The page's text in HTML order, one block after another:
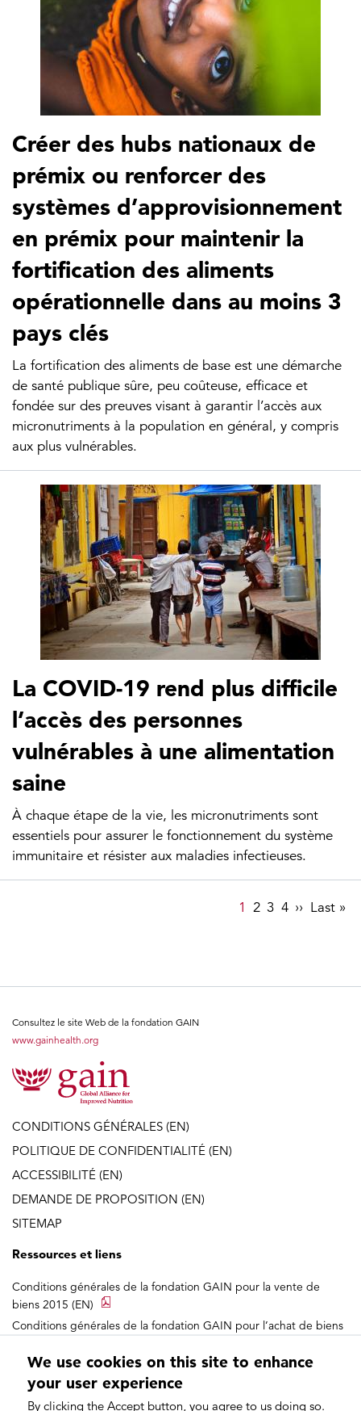
Créer des hubs nationaux de
prémix ou renforcer des
systèmes d’approvisionnement
en prémix pour maintenir la
fortification des aliments
opérationnelle dans au moins 3
pays clés
La fortification des aliments de base est une démarche
de santé publique sûre, peu coûteuse, efficace et
fondée sur des preuves visant à garantir l’accès aux
micronutriments à la population en général, y compris
aux plus vulnérables.
La COVID-19 rend plus difficile
l’accès des personnes
vulnérables à une alimentation
saine
À chaque étape de la vie, les micronutriments sont
essentiels pour assurer le fonctionnement du système
immunitaire et résister aux maladies infectieuses.
Page
1 Page
2 Page
3 Page
4 Next
›› Last
Last »
Consultez le site Web de la fondation GAIN
www.gainhealth.org
CONDITIONS GÉNÉRALES (EN)
POLITIQUE DE CONFIDENTIALITÉ (EN)
ACCESSIBILITÉ (EN)
DEMANDE DE PROPOSITION (EN)
SITEMAP
Ressources et liens
Conditions générales de la fondation GAIN pour la vente de
biens 2015 (EN)
Conditions générales de la fondation GAIN pour l’achat de biens
We use cookies on this site to enhance
your user experience
By clicking the Accept button, you agree to us doing so.